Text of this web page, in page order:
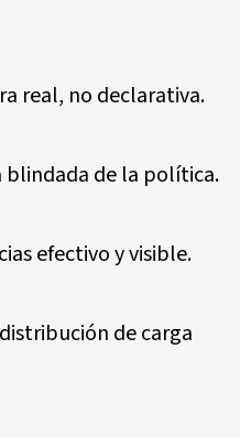
real, no declarativa.
blindada de la política.
efectivo y visible.
de carga